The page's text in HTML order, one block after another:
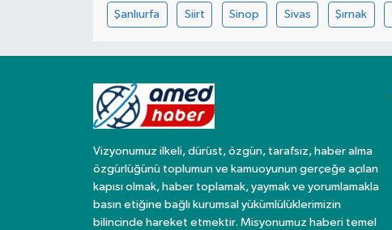
Şanlıurfa Siirt Sinop Sivas Şırnak
Vizyonumuz ilkeli, dürüst, özgün, tarafsız, haber alma
özgürlüğünü toplumun ve kamuoyunun gerçeğe açılan
kapısı olmak, haber toplamak, yaymak ve yorumlamakla
basın etiğine bağlı kurumsal yükümlülüklerimizin
bilincinde hareket etmektir. Misyonumuz haberi temel